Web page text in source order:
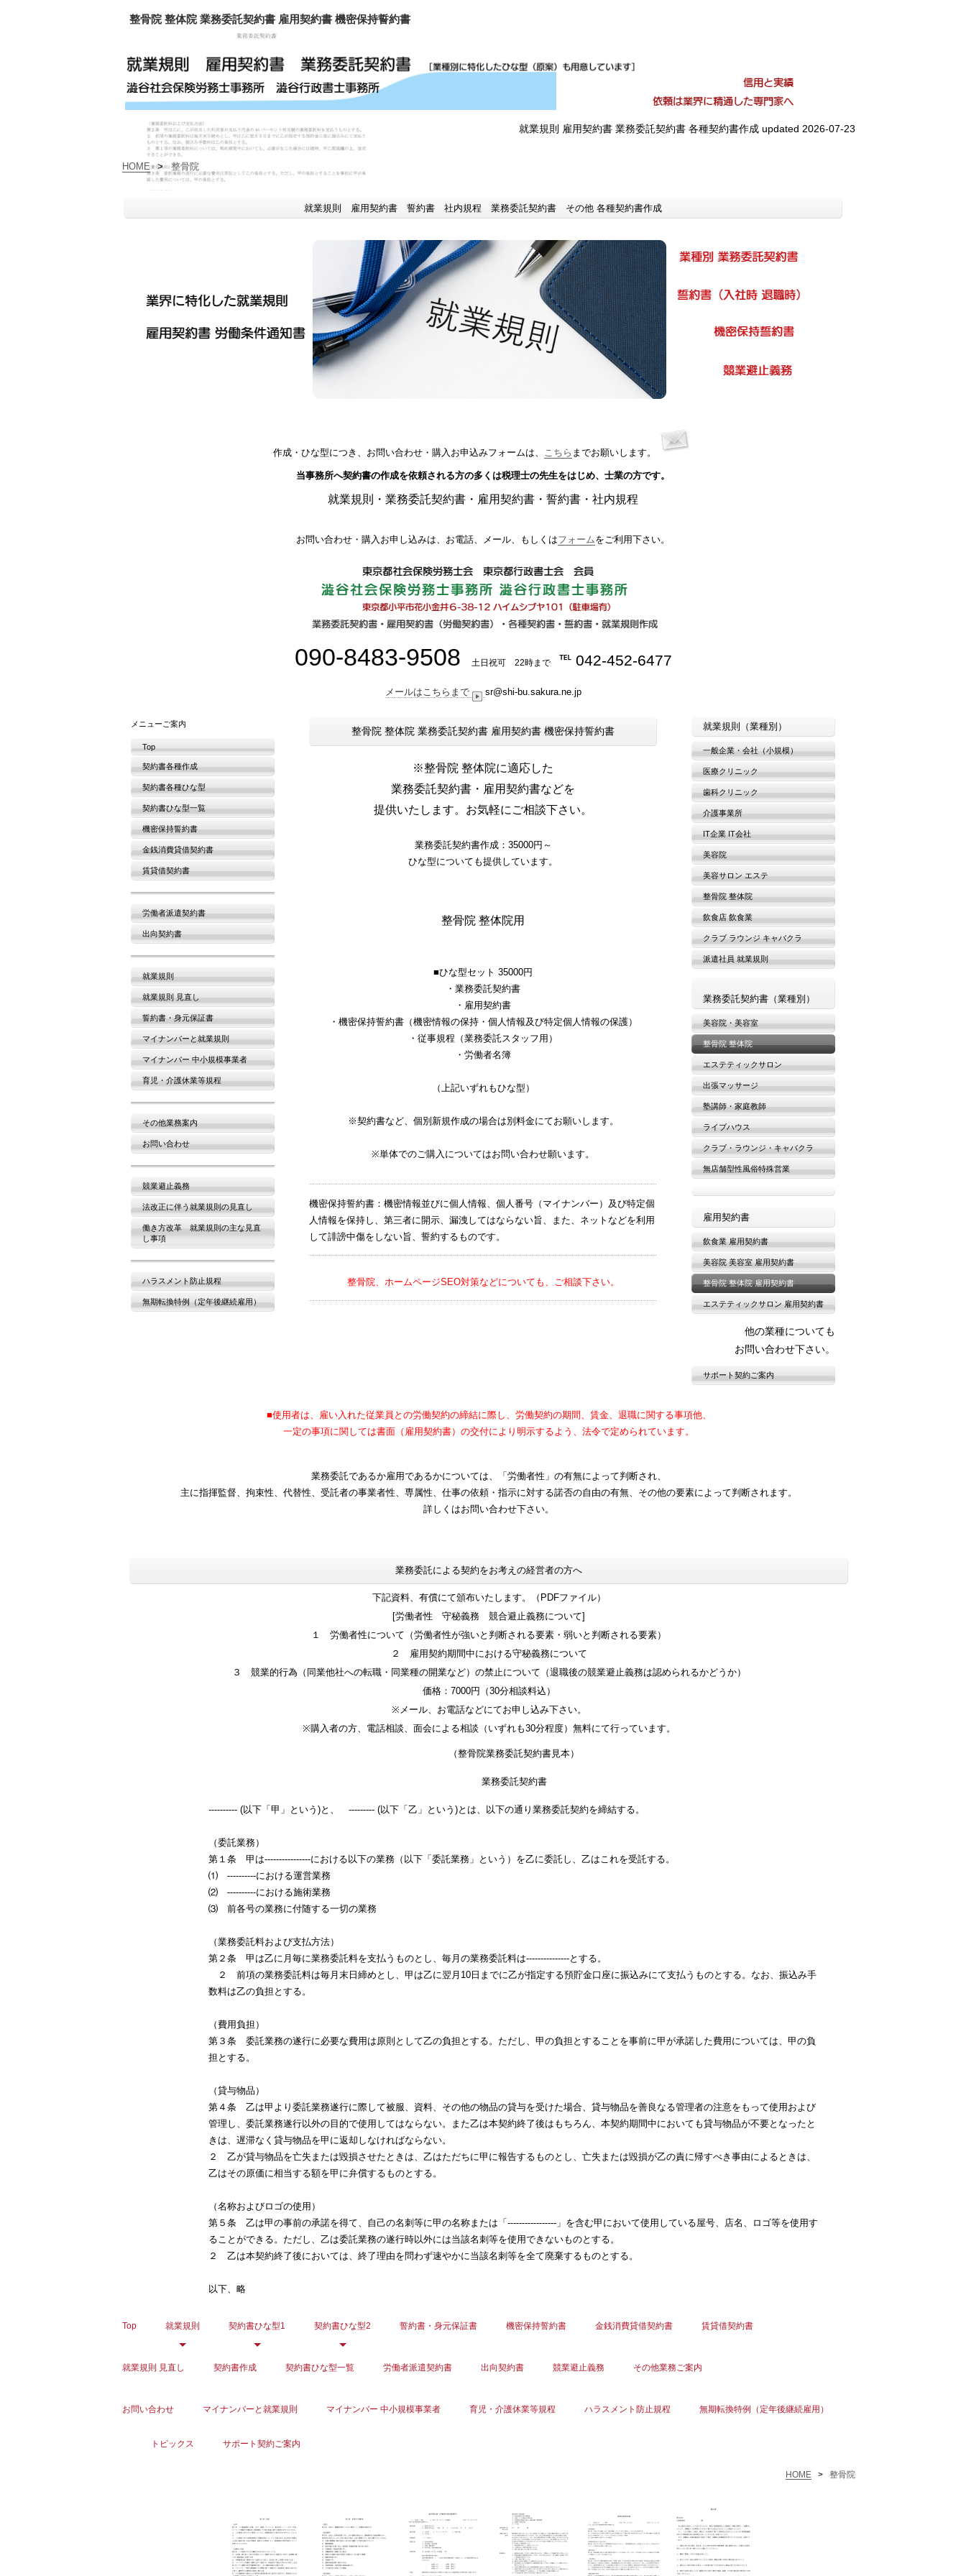
整骨院 整体院 業務委託契約書 雇用契約書 機密保持誓約書
就業規則 雇用契約書 業務委託契約書 各種契約書作成 updated 2026-07-23
HOME > 整骨院
就業規則 雇用契約書 誓約書 社内規程 業務委託契約書 その他 各種契約書作成
作成・ひな型につき、お問い合わせ・購入お申込みフォームは、 こちら までお願いします。
当事務所へ契約書の作成を依頼される方の多くは税理士の先生をはじめ、士業の方です。
就業規則・業務委託契約書・雇用契約書・誓約書・社内規程
お問い合わせ・購入お申し込みは、お電話、メール、もしくはフォームをご利用下さい。
090-8483-9508 土日祝可 22時まで ℡042-452-6477
メールはこちらまで sr@shi-bu.sakura.ne.jp
整骨院 整体院 業務委託契約書 雇用契約書 機密保持誓約書
※整骨院 整体院に適応した
業務委託契約書・雇用契約書などを
提供いたします。 お気軽にご相談下さい。
業務委託契約書作成：35000円～
ひな型についても提供しています。
整骨院 整体院用
■ひな型セット 35000円
・業務委託契約書
・雇用契約書
・機密保持誓約書（機密情報の保持・個人情報及び特定個人情報の保護）
・従事規程（業務委託スタッフ用）
・労働者名簿
（上記いずれもひな型）
※契約書など、個別新規作成の場合は別料金にてお願いします。
※単体でのご購入についてはお問い合わせ願います。
機密保持誓約書：機密情報並びに個人情報、個人番号（マイナンバー）及び特定個
人情報を保持し、第三者に開示、漏洩してはならない旨、また、ネットなどを利用
して誹謗中傷をしない旨、誓約するものです。
整骨院、ホームページSEO対策などについても、ご相談下さい。
就業規則（業種別）
一般企業・会社（小規模）
医療クリニック
歯科クリニック
介護事業所
IT企業 IT会社
美容院
美容サロン エステ
整骨院 整体院
飲食店 飲食業
クラブ ラウンジ キャバクラ
派遣社員 就業規則
業務委託契約書（業種別）
美容院・美容室
整骨院 整体院
エステティックサロン
出張マッサージ
塾講師・家庭教師
ライブハウス
クラブ・ラウンジ・キャバクラ
無店舗型性風俗特殊営業
雇用契約書
飲食業 雇用契約書
美容院 美容室 雇用契約書
整骨院 整体院 雇用契約書
エステティックサロン 雇用契約書
他の業種についても
お問い合わせ下さい。
サポート契約ご案内
メニューご案内
Top
契約書各種作成
契約書各種ひな型
契約書ひな型一覧
機密保持誓約書
金銭消費貸借契約書
賃貸借契約書
労働者派遣契約書
出向契約書
就業規則
就業規則 見直し
誓約書・身元保証書
マイナンバーと就業規則
マイナンバー 中小規模事業者
育児・介護休業等規程
その他業務案内
お問い合わせ
競業避止義務
法改正に伴う就業規則の見直し
働き方改革 就業規則の主な見直
し事項
ハラスメント防止規程
無期転換特例（定年後継続雇用）
■使用者は、雇い入れた従業員との労働契約の締結に際し、労働契約の期間、賃金、退職に関する事項他、
一定の事項に関しては書面（雇用契約書） の交付により明示するよう、法令で定められています。
業務委託であるか雇用であるかについては、「労働者性」の有無によって判断され、
主に指揮監督、拘束性、代替性、受託者の事業者性、専属性、仕事の依頼・指示に対する諾否の自由の有無、その他の要素によって判断されます。
詳しくはお問い合わせ下さい。
業務委託による契約をお考えの経営者の方へ
下記資料、有償にて頒布いたします。（PDFファイル）
[労働者性 守秘義務 競合避止義務について]
１ 労働者性について（労働者性が強いと判断される要素・弱いと判断される要素）
２ 雇用契約期間中における守秘義務について
３ 競業的行為（同業他社への転職・同業種の開業など）の禁止について（退職後の競業避止義務は認められるかどうか）
価格：7000円（30分相談料込）
※メール、お電話などにてお申し込み下さい。
※購入者の方、電話相談、面会による相談（いずれも30分程度）無料にて行っています。
（整骨院業務委託契約書見本）
業務委託契約書
---------- (以下「甲」という)と、 --------- (以下「乙」という)とは、以下の通り業務委託契約を締結する。
（委託業務）
第１条 甲は----------------における以下の業務（以下「委託業務」という）を乙に委託し、乙はこれを受託する。
⑴ ----------における運営業務
⑵ ----------における施術業務
⑶ 前各号の業務に付随する一切の業務
（業務委託料および支払方法）
第２条 甲は乙に月毎に業務委託料を支払うものとし、毎月の業務委託料は---------------とする。
２ 前項の業務委託料は毎月末日締めとし、甲は乙に翌月10日までに乙が指定する預貯金口座に振込みにて支払うものとする。なお、振込み手
数料は乙の負担とする。
（費用負担）
第３条 委託業務の遂行に必要な費用は原則として乙の負担とする。ただし、甲の負担とすることを事前に甲が承諾した費用については、甲の負
担とする。
（貸与物品）
第４条 乙は甲より委託業務遂行に際して被服、資料、その他の物品の貸与を受けた場合、貸与物品を善良なる管理者の注意をもって使用および
管理し、委託業務遂行以外の目的で使用してはならない。また乙は本契約終了後はもちろん、本契約期間中においても貸与物品が不要となったと
きは、遅滞なく貸与物品を甲に返却しなければならない。
２ 乙が貸与物品を亡失または毀損させたときは、乙はただちに甲に報告するものとし、亡失または毀損が乙の責に帰すべき事由によるときは、
乙はその原価に相当する額を甲に弁償するものとする。
（名称およびロゴの使用）
第５条 乙は甲の事前の承諾を得て、自己の名刺等に甲の名称または「-----------------」を含む甲において使用している屋号、店名、ロゴ等を使用す
ることができる。ただし、乙は委託業務の遂行時以外には当該名刺等を使用できないものとする。
２ 乙は本契約終了後においては、終了理由を問わず速やかに当該名刺等を全て廃棄するものとする。
以下、略
Top 就業規則 契約書ひな型1 契約書ひな型2 誓約書・身元保証書 機密保持誓約書 金銭消費貸借契約書 賃貸借契約書
就業規則 見直し 契約書作成 契約書ひな型一覧 労働者派遣契約書 出向契約書 競業避止義務 その他業務ご案内
お問い合わせ マイナンバーと就業規則 マイナンバー 中小規模事業者 育児・介護休業等規程 ハラスメント防止規程 無期転換特例（定年後継続雇用）
トピックス サポート契約ご案内
HOME > 整骨院